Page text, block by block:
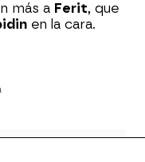
más a Ferit, que
en la cara.